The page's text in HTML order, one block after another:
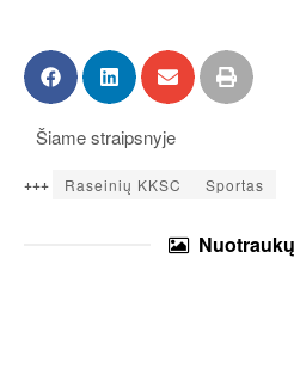
Šiame straipsnyje
+++ Raseinių KKSC Sportas
Nuotraukų